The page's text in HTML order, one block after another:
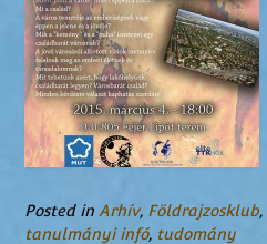
Posted in Arhív, Földrajzosklub,
tanulmányi infó, tudomány